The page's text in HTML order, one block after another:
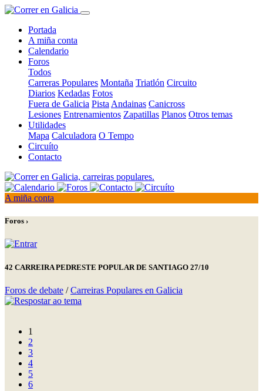
Portada
A miña conta
Calendario
Foros
Todos
Carreras Populares Montaña Triatlón Circuito
Diarios Kedadas Fotos
Fuera de Galicia Pista Andainas Canicross
Lesiones Entrenamientos Zapatillas Planos Otros temas
Utilidades
Mapa Calculadora O Tempo
Circuíto
Contacto
A miña conta
Foros ›
42 CARREIRA PEDRESTE POPULAR DE SANTIAGO 27/10
Foros de debate /Carreiras Populares en Galicia
1
2
3
4
5
6